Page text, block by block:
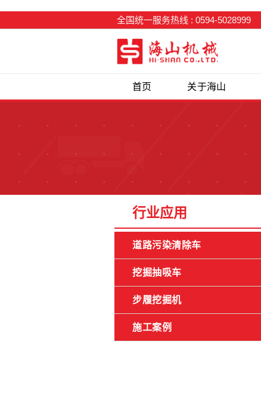
全国统一服务热线 : 0594-5028999
首页 关于海山
行业应用
道路污染清除车
挖掘抽吸车
步履挖掘机
施工案例